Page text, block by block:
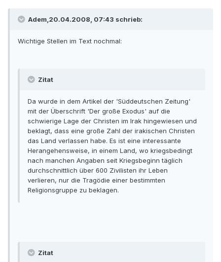
Adem,20.04.2008, 07:43 schrieb:
Wichtige Stellen im Text nochmal:
Zitat
Da wurde in dem Artikel der 'Süddeutschen Zeitung'
mit der Überschrift 'Der große Exodus' auf die
schwierige Lage der Christen im Irak hingewiesen und
beklagt, dass eine große Zahl der irakischen Christen
das Land verlassen habe. Es ist eine interessante
Herangehensweise, in einem Land, wo kriegsbedingt
nach manchen Angaben seit Kriegsbeginn täglich
durchschnittlich über 600 Zivilisten ihr Leben
verlieren, nur die Tragödie einer bestimmten
Religionsgruppe zu beklagen.
Zitat